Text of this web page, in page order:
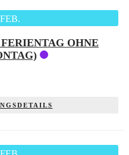
FEB.
OHNE